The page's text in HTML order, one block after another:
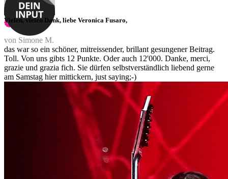
Vielen, vielen Dank, liebe Veronica Fusaro,
von Simone M.
das war so ein schöner, mitreissender, brillant gesungener Beitrag.
Toll. Von uns gibts 12 Punkte. Oder auch 12'000. Danke, merci,
grazie und grazia fich. Sie dürfen selbstverständlich liebend gerne
am Samstag hier mittickern, just saying;-)